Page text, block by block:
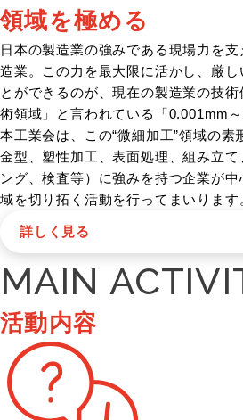
領域を極める
日本の製造業の強みである現場力を
造業。この力を最大限に活かし、厳し
とができるのが、現在の製造業の技
術領域」と言われている「0.001mm
本工業会は、この“微細加工”領域の素
金型、塑性加工、表面処理、組み立
ング、検査等）に強みを持つ企業が
域を切り拓く活動を行ってまいります
詳しく見る
MAIN
活動内容